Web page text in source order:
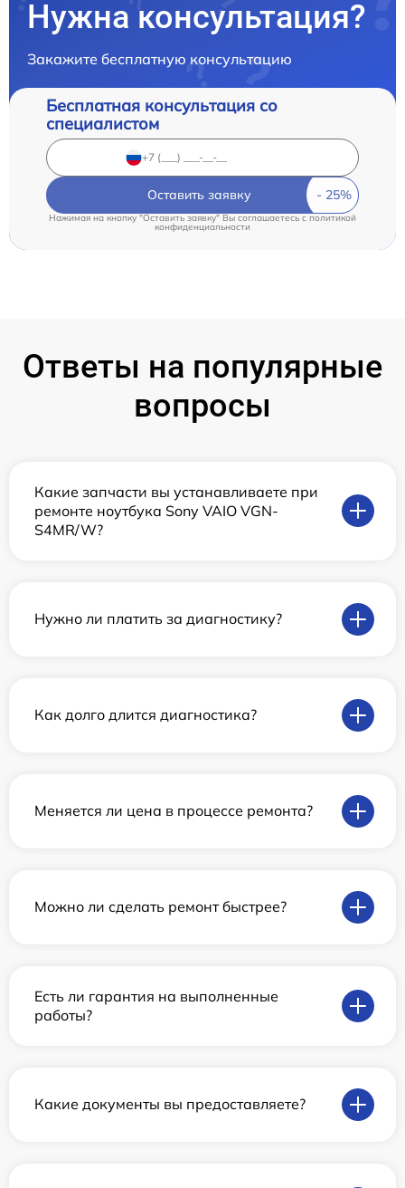
Нужна консультация?
Закажите бесплатную консультацию
Бесплатная консультация со
специалистом
Оставить заявку
Нажимая на кнопку "Оставить заявку" Вы соглашаетесь cполитикой
конфиденциальности
Ответы на популярные
вопросы
Какие запчасти вы устанавливаете при
ремонте ноутбука Sony VAIO VGN-
S4MR/W?
Нужно ли платить за диагностику?
Как долго длится диагностика?
Меняется ли цена в процессе ремонта?
Можно ли сделать ремонт быстрее?
Есть ли гарантия на выполненные
работы?
Какие документы вы предоставляете?